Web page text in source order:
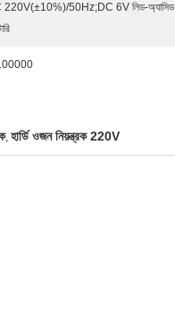
220V(±10%)/50Hz;DC 6V লিড-অ্যাসিড
, হার্ডি ওজন নিয়ন্ত্রক 220V